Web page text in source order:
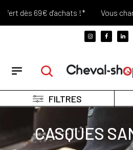
dès 69€ d'achats !* Vous
FILTRES
CASQUES